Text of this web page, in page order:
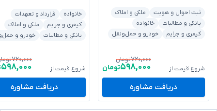
ثبت احوال و هویت
ملکی و املاک
بانکی و مطالبات
خانواده
کیفری و جرایم
خودرو و حمل‌ونقل
شروع قیمت از
۷۲۰,۰۰۰تومان
۵۹۸,۰۰۰تومان
دریافت مشاوره
خانواده
قرارداد و تعهدات
کیفری و جرایم
ملکی و املاک
بانکی و مطالبات
خودرو و
شروع قیمت از
۷۲۰,۰۰۰
۵۹۸,۰۰۰
دریافت مشاوره